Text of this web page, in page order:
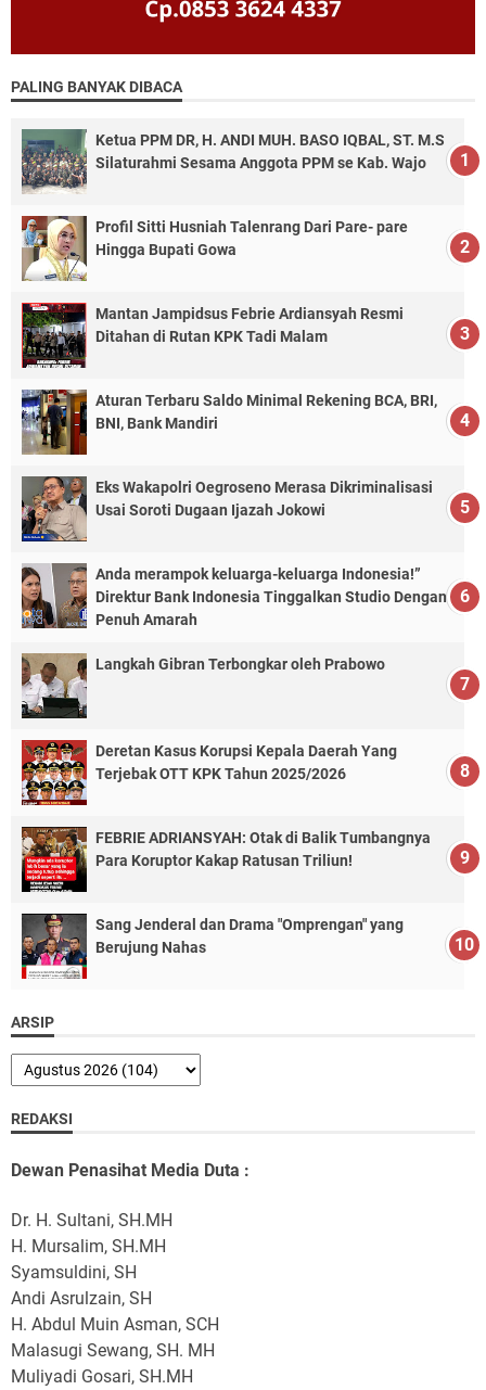
PALING BANYAK DIBACA
Ketua PPM DR, H. ANDI MUH. BASO IQBAL, ST. M.S
Silaturahmi Sesama Anggota PPM se Kab. Wajo
Profil Sitti Husniah Talenrang Dari Pare- pare
Hingga Bupati Gowa
Mantan Jampidsus Febrie Ardiansyah Resmi
Ditahan di Rutan KPK Tadi Malam
Aturan Terbaru Saldo Minimal Rekening BCA, BRI,
BNI, Bank Mandiri
Eks Wakapolri Oegroseno Merasa Dikriminalisasi
Usai Soroti Dugaan Ijazah Jokowi
Anda merampok keluarga-keluarga Indonesia!”
Direktur Bank Indonesia Tinggalkan Studio Dengan
Penuh Amarah
Langkah Gibran Terbongkar oleh Prabowo
Deretan Kasus Korupsi Kepala Daerah Yang
Terjebak OTT KPK Tahun 2025/2026
FEBRIE ADRIANSYAH: Otak di Balik Tumbangnya
Para Koruptor Kakap Ratusan Triliun!
Sang Jenderal dan Drama "Omprengan" yang
Berujung Nahas
ARSIP
REDAKSI
Dewan Penasihat Media Duta :
Dr. H. Sultani, SH.MH
H. Mursalim, SH.MH
Syamsuldini, SH
Andi Asrulzain, SH
H. Abdul Muin Asman, SCH
Malasugi Sewang, SH. MH
Muliyadi Gosari, SH.MH